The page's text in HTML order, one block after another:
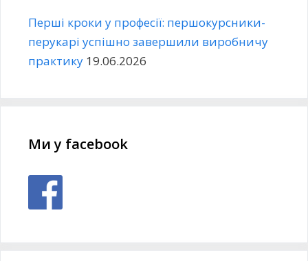
Перші кроки у професії: першокурсники-
перукарі успішно завершили виробничу
практику 19.06.2026
Ми у facebook